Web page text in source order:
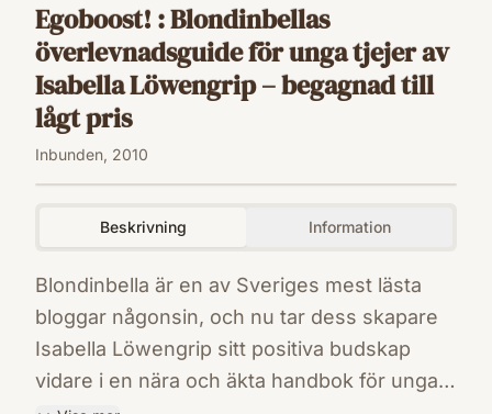
Egoboost! : Blondinbellas
överlevnadsguide för unga tjejer av
Isabella Löwengrip – begagnad till
lågt pris
Inbunden, 2010
Beskrivning Information
Blondinbella är en av Sveriges mest lästa
bloggar någonsin, och nu tar dess skapare
Isabella Löwengrip sitt positiva budskap
vidare i en nära och äkta handbok för unga